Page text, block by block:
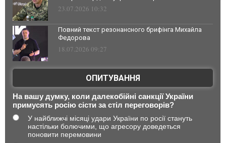
23.07.2026 10:32
Повний текст резонансного брифінга Михайла
Федорова
18.07.2026 09:27
ОПИТУВАННЯ
На вашу думку, коли далекобійні санкції України
примусять росію сісти за стіл переговорів?
У найближчі місяці удари України по росії стануть
настільки болючими, що агресору доведеться
поновити перемовини